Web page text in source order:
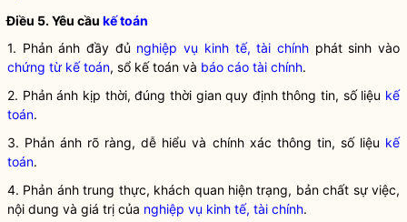
Điều 5. Yêu cầu kế toán
1. Phản ánh đầy đủ nghiệp vụ kinh tế, tài chínhphát sinh vào
chứng từ kế toán, sổ kế toán và báo cáo tài chính.
2. Phản ánh kịp thời, đúng thời gian quy định thông tin, số liệu kế
toán.
3. Phản ánh rõ ràng, dễ hiểu và chính xác thông tin, số liệu kế
toán.
4. Phản ánh trung thực, khách quan hiện trạng, bản chất sự việc,
nội dung và giá trị của nghiệp vụ kinh tế, tài chính.